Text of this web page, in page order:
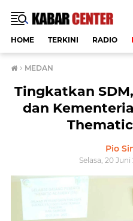
HOME TERKINI RADIO
› MEDAN
Tingkatkan
dan
Pio
Selasa, 20 Juni